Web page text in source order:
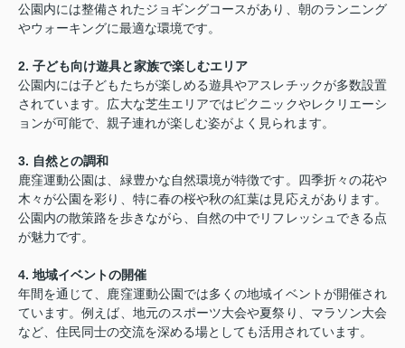
公園内には整備されたジョギングコースがあり、朝のランニング
やウォーキングに最適な環境です。
2. 子ども向け遊具と家族で楽しむエリア
公園内には子どもたちが楽しめる遊具やアスレチックが多数設置
されています。広大な芝生エリアではピクニックやレクリエーシ
ョンが可能で、親子連れが楽しむ姿がよく見られます。
3. 自然との調和
鹿窪運動公園は、緑豊かな自然環境が特徴です。四季折々の花や
木々が公園を彩り、特に春の桜や秋の紅葉は見応えがあります。
公園内の散策路を歩きながら、自然の中でリフレッシュできる点
が魅力です。
4. 地域イベントの開催
年間を通じて、鹿窪運動公園では多くの地域イベントが開催され
ています。例えば、地元のスポーツ大会や夏祭り、マラソン大会
など、住民同士の交流を深める場としても活用されています。